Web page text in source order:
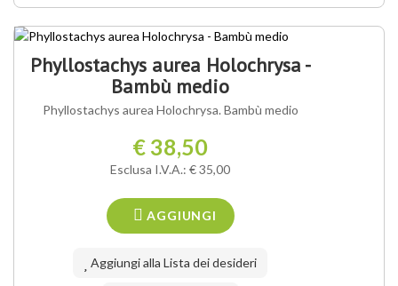
Phyllostachys aurea Holochrysa -
Bambù medio
Phyllostachys aurea Holochrysa. Bambù medio
€ 38,50
Esclusa I.V.A.: € 35,00
AGGIUNGI
Aggiungi alla Lista dei desideri